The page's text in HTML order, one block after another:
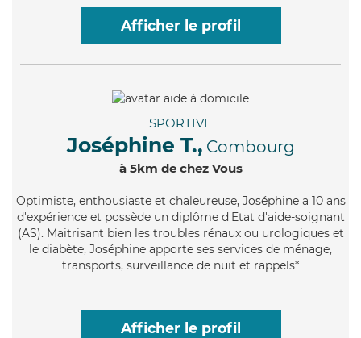
Afficher le profil
SPORTIVE
Joséphine T., Combourg
à 5km de chez Vous
Optimiste, enthousiaste et chaleureuse, Joséphine a 10 ans
d'expérience et possède un diplôme d'Etat d'aide-soignant
(AS). Maitrisant bien les troubles rénaux ou urologiques et
le diabète, Joséphine apporte ses services de ménage,
transports, surveillance de nuit et rappels*
Afficher le profil